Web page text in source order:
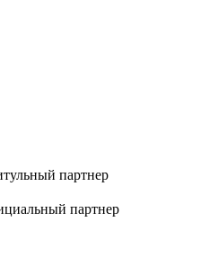
партнер
партнер